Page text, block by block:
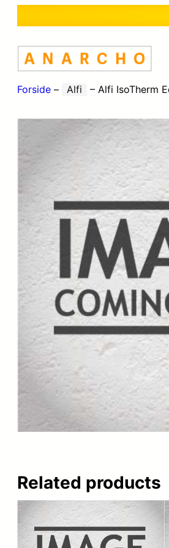
Forside – Alfi – Alfi IsoTherm
Related products